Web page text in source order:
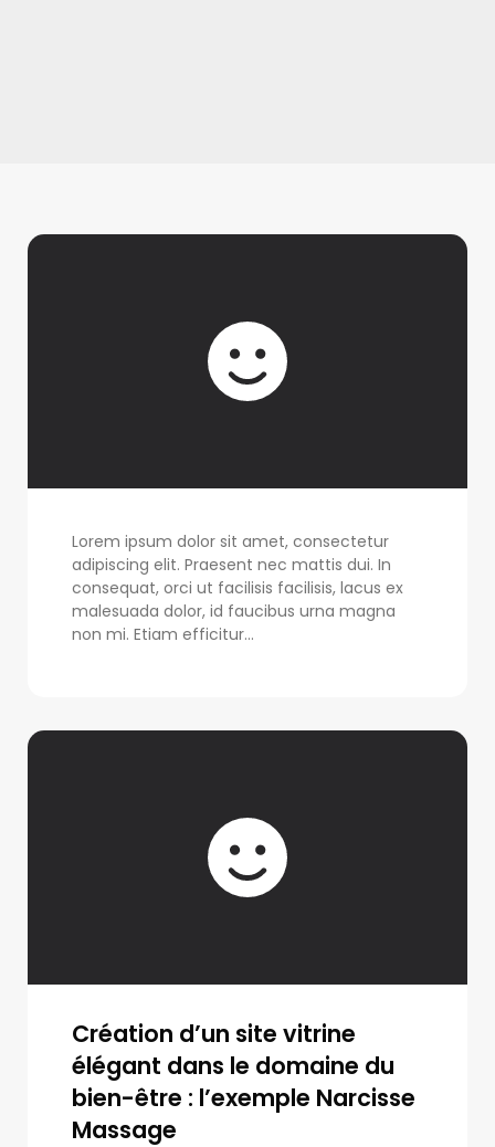
Lorem ipsum dolor sit amet, consectetur
adipiscing elit. Praesent nec mattis dui. In
consequat, orci ut facilisis facilisis, lacus ex
malesuada dolor, id faucibus urna magna
non mi. Etiam efficitur...
Création d’un site vitrine
élégant dans le domaine du
bien-être : l’exemple Narcisse
Massage